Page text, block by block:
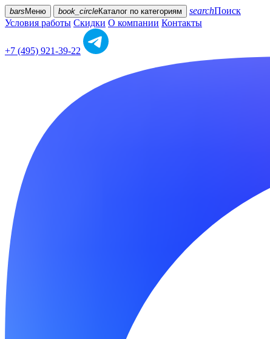
bars Меню book_circleКаталог по категориям searchПоиск
Условия работы Скидки О компании Контакты
+7 (495) 921-39-22